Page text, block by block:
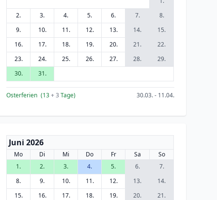
2.
3. 4. 5. 6. 7.
8.
9.
10. 11. 12. 13. 14.
15.
16.
17. 18. 19. 20. 21.
22.
23.
24. 25. 26. 27. 28.
29.
30.
31.
Osterferien (13+ 3 Tage) 30.03. - 11.04.
Juni 2026
Mo Di Mi Do Fr Sa
So
1.
2. 3. 4. 5. 6.
7.
8.
9. 10. 11. 12. 13.
14.
15.
16. 17. 18. 19. 20.
21.